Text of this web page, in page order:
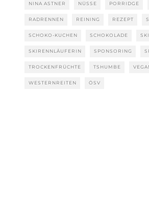
NINA ASTNER NÜSSE PORRIDGE
RADRENNEN REINING REZEPT
SCHOKO-KUCHEN SCHOKOLADE
SKIRENNLÄUFERIN SPONSORING
TROCKENFRÜCHTE TSHUMBE
WESTERNREITEN ÖSV